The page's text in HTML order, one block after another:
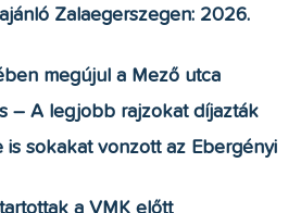
Zalaegerszegen: 2026.
megújul a Mező utca
– A legjobb rajzokat díjazták
is sokakat vonzott az Ebergényi
a VMK előtt